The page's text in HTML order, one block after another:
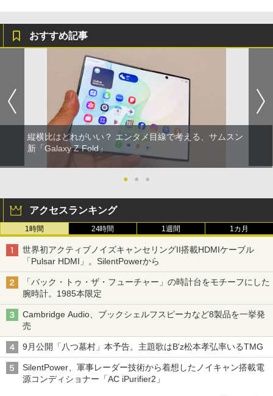
おすすめ記事
縦横比はどれがいい？ エンタメ目線で考える、サムスン
新「Galaxy Z Fold」
● ● ●
アクセスランキング
1時間 24時間 1週間 1カ月
世界初アクティブノイズキャンセリングII搭載HDMIケーブル
「Pulsar HDMI」。SilentPowerから
「バック・トゥ・ザ・フューチャー」の時計台をモチーフにした
腕時計。1985本限定
Cambridge Audio、ブックシェルフスピーカなど8製品を一挙発
売
9月公開「八つ墓村」本予告。主題歌はB'z松本孝弘率いるTMG
SilentPower、軍事レーダー技術から着想したノイキャン搭載電
源コンディショナー「AC iPurifier2」